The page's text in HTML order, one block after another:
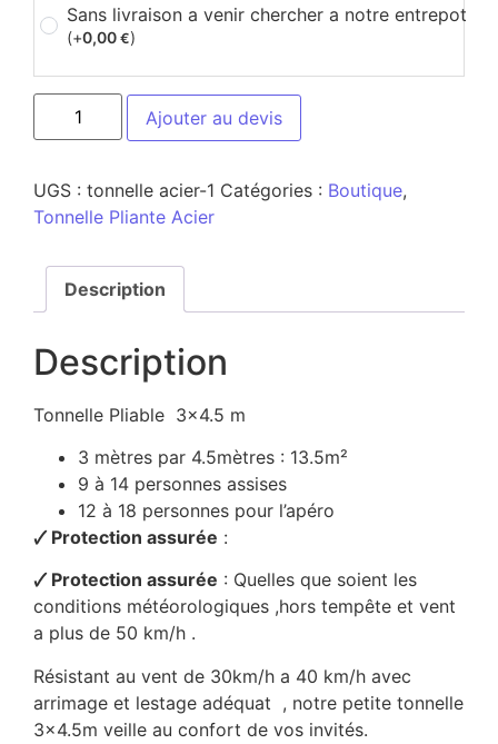
Sans livraison a venir chercher a notre entrepot
(+0,00 €)
Ajouter au devis
UGS : tonnelle acier-1 Catégories : Boutique,
Tonnelle Pliante Acier
Description
Description
Tonnelle Pliable 3×4.5 m
3 mètres par 4.5mètres : 13.5m²
9 à 14 personnes assises
12 à 18 personnes pour l’apéro
🗸 Protection assurée :
🗸 Protection assurée : Quelles que soient les
conditions météorologiques ,hors tempête et vent
a plus de 50 km/h .
Résistant au vent de 30km/h a 40 km/h avec
arrimage et lestage adéquat , notre petite tonnelle
3×4.5m veille au confort de vos invités.